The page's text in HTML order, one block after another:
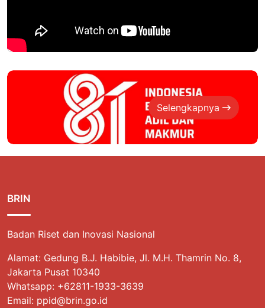
Selengkapnya
BRIN
Badan Riset dan Inovasi Nasional
Alamat: Gedung B.J. Habibie, Jl. M.H. Thamrin No. 8,
Jakarta Pusat 10340
Whatsapp: +62811-1933-3639
Email: ppid@brin.go.id